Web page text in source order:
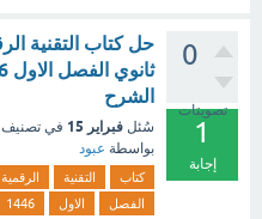
0
تصويتات
1
إجابة
الشرح
سُئل فبراير 15 في تصنيف
بواسطة عبود
كتاب التقنية الرقمية
الفصل
الاول 1446